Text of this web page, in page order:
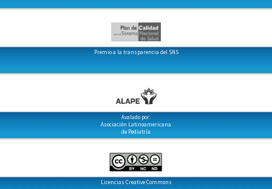
Premio a la transparencia del SNS
Avalado por:
Asociación Latinoamericana
de Pediatría
Licencias Creative Commons